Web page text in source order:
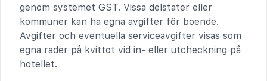
genom systemet GST. Vissa delstater eller
kommuner kan ha egna avgifter för boende.
Avgifter och eventuella serviceavgifter visas som
egna rader på kvittot vid in- eller utcheckning på
hotellet.